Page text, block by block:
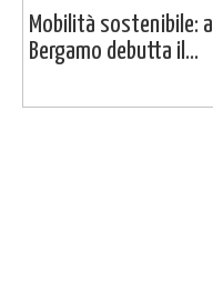
Mobilità sostenibile: a
Bergamo debutta il...